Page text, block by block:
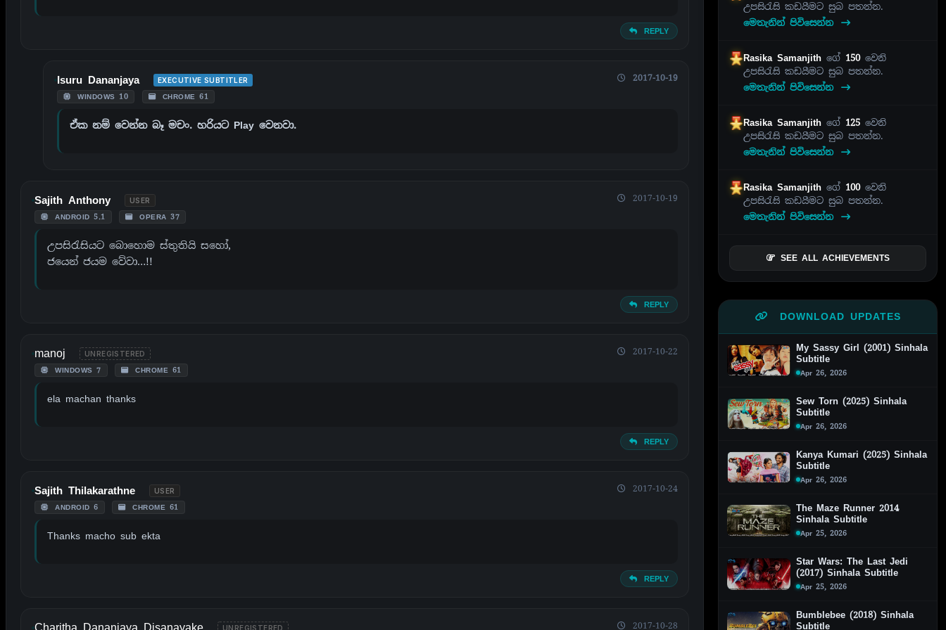
REPLY
Isuru Dananjaya EXECUTIVE SUBTITLER
WINDOWS 10 CHROME 61
2017-10-19
ඒක නම් වෙන්න බෑ මචං. හරියට Play වෙනවා.
Sajith Anthony USER
ANDROID 5.1 OPERA 37
2017-10-19
උපසිරැසියට බොහොම ස්තුතියි සහෝ,
ජයෙන් ජයම වේවා…!!
REPLY
manoj UNREGISTERED
WINDOWS 7 CHROME 61
2017-10-22
ela machan thanks
REPLY
Sajith Thilakarathne USER
ANDROID 6 CHROME 61
2017-10-24
Thanks macho sub ekta
REPLY
UNREGISTERED 2017-10-28
උපසිරැසි කඩයීමට සුබ පතන්න.
මෙතැනින් පිවිසෙන්න
Rasika Samanjithගේ 150වෙනි
උපසිරැසි කඩයීමට සුබ පතන්න.
මෙතැනින් පිවිසෙන්න
Rasika Samanjithගේ 125 වෙනි
උපසිරැසි කඩයීමට සුබ පතන්න.
මෙතැනින් පිවිසෙන්න
Rasika Samanjithගේ 100වෙනි
උපසිරැසි කඩයීමට සුබ පතන්න.
මෙතැනින් පිවිසෙන්න
SEE ALL ACHIEVEMENTS
DOWNLOAD UPDATES
My Sassy Girl (2001) Sinhala
Subtitle
Apr 26, 2026
Sew Torn (2025) Sinhala
Subtitle
Apr 26, 2026
Kanya Kumari (2025) Sinhala
Subtitle
Apr 26, 2026
The Maze Runner 2014
Sinhala Subtitle
Apr 25, 2026
Star Wars: The Last Jedi
(2017) Sinhala Subtitle
Apr 25, 2026
Bumblebee (2018) Sinhala
Subtitle